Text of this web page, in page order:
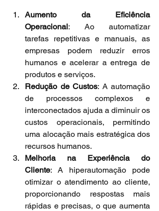
Aumento da Eficiência
Operacional: Ao automatizar
tarefas repetitivas e manuais, as
empresas podem reduzir erros
humanos e acelerar a entrega de
produtos e serviços.
Redução de Custos: A automação
de processos complexos e
interconectados ajuda a diminuir os
custos operacionais, permitindo
uma alocação mais estratégica dos
recursos humanos.
Melhoria na Experiência do
Cliente: A hiperautomação pode
otimizar o atendimento ao cliente,
proporcionando respostas mais
rápidas e precisas, o que aumenta